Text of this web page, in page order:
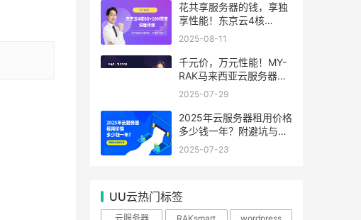
花共享服务器的钱，享独
享性能！东京云4核
8G+10M带宽降价来袭
2025-08-11
千元价，万元性能！MY-
RAK马来西亚云服务器：
首月5折+免费SEO工具，
2025-07-29
2025年云服务器租用价格
多少钱一年？附避坑与省
钱攻略
2025-07-23
UU云热门标签